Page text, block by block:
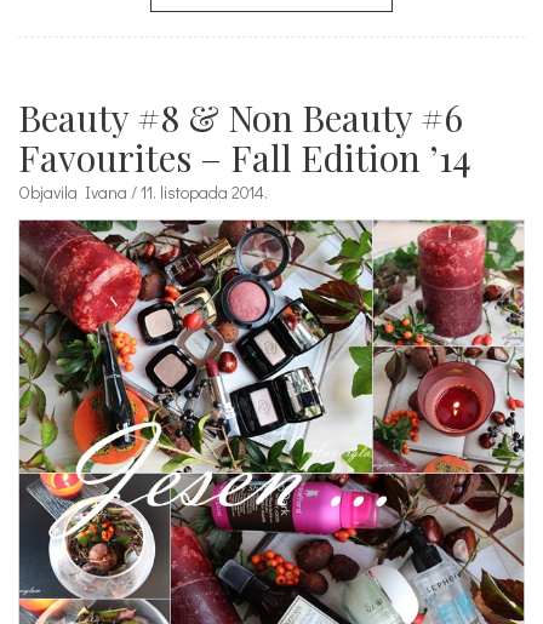
Beauty #8 & Non Beauty #6
Favourites – Fall Edition ’14
Objavila Ivana / 11. listopada 2014.